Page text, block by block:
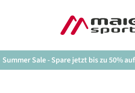
Summer Sale - Spare jetzt bis zu 50%